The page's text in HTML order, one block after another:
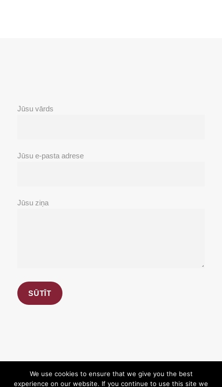
Jūsu vārds
Jūsu e-pasta adrese
Jūsu ziņa
We use cookies to ensure that we give you the best
experience on our website. If you continue to use this site we